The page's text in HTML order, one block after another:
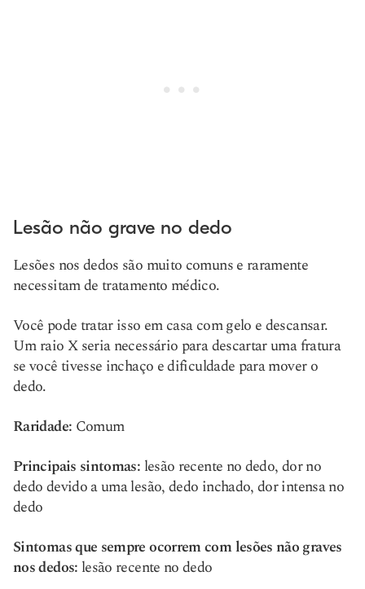
Lesão não grave no dedo
Lesões nos dedos são muito comuns e raramente
necessitam de tratamento médico.
Você pode tratar isso em casa com gelo e descansar.
Um raio X seria necessário para descartar uma fratura
se você tivesse inchaço e dificuldade para mover o
dedo.
Raridade: Comum
Principais sintomas: lesão recente no dedo, dor no
dedo devido a uma lesão, dedo inchado, dor intensa no
dedo
Sintomas que sempre ocorrem com lesões não graves
nos dedos: lesão recente no dedo